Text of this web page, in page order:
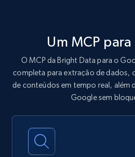
Um MCP para
O MCP da Bright Data para o
completa para extração de dados,
de conteúdos em tempo real, além
Google sem